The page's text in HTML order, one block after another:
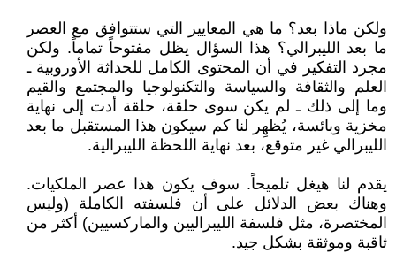
ولكن ماذا بعد؟ ما هي المعايير التي ستتوافق مع العصر
ما بعد الليبرالي؟ هذا السؤال يظل مفتوحاً تماماً. ولكن
مجرد التفكير في أن المحتوى الكامل للحداثة الأوروبية ـ
العلم والثقافة والسياسة والتكنولوجيا والمجتمع والقيم
وما إلى ذلك ـ لم يكن سوى حلقة، حلقة أدت إلى نهاية
مخزية وبائسة، يُظهِر لنا كم سيكون هذا المستقبل ما بعد
الليبرالي غير متوقع، بعد نهاية اللحظة الليبرالية.
يقدم لنا هيغل تلميحاً. سوف يكون هذا عصر الملكيات.
وهناك بعض الدلائل على أن فلسفته الكاملة (وليس
المختصرة، مثل فلسفة الليبراليين والماركسيين) أكثر من
ثاقبة وموثقة بشكل جيد.